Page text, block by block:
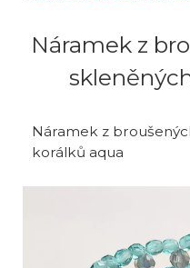
Náramek z
Náramek z
korálků aqua